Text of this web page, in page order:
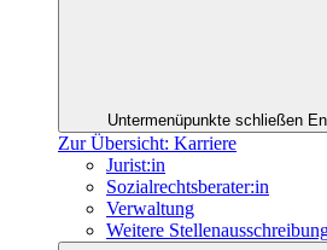
Untermenüpunkte schließen
Zur Übersicht: Karriere
Jurist:in
Sozialrechtsberater:in
Verwaltung
Weitere